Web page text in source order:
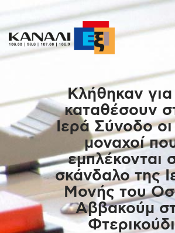
Κλήθηκαν
καταθέσουν
Ιερά Σύνοδο
μοναχοί
εμπλέκονται
σκάνδαλο της
Μονής του
Αββακούμ
Φτερικούδι
Εκπομπές
Στον ρυθμό της μέρας
Ένθετα
Διαγωνισμοί/Live Links
Ποιοι είμαστε
Επικοινωνία